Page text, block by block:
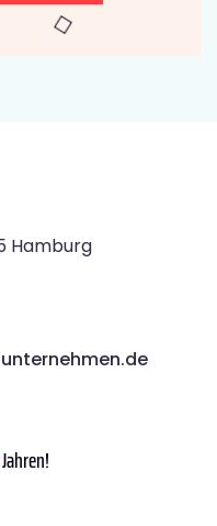
Hamburg
Jahren!